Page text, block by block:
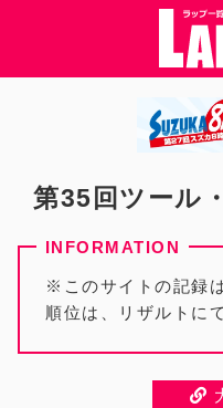
第35回ツール
※このサイトの記録
順位は、リザルトに